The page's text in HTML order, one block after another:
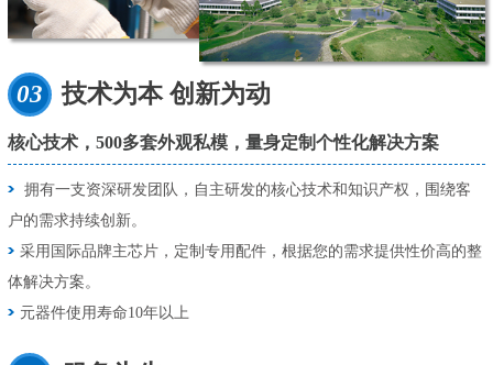
03 技术为本 创新为动
核心技术，500多套外观私模，量身定制个性化解决方案
拥有一支资深研发团队，自主研发的核心技术和知识产权，围绕客
户的需求持续创新。
采用国际品牌主芯片，定制专用配件，根据您的需求提供性价高的整
体解决方案。
元器件使用寿命10年以上